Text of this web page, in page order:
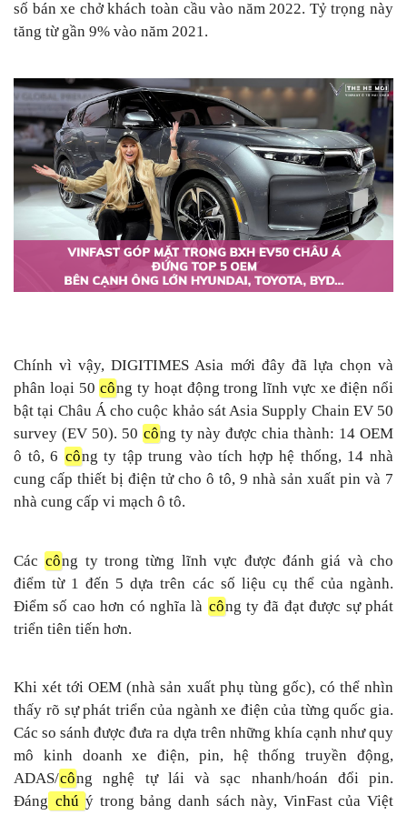
số bán xe chở khách toàn cầu vào năm 2022. Tỷ trọng này
tăng từ gần 9% vào năm 2021.
Chính vì vậy, DIGITIMES Asia mới đây đã lựa chọn và
phân loại 50 công ty hoạt động trong lĩnh vực xe điện nổi
bật tại Châu Á cho cuộc khảo sát Asia Supply Chain EV 50
survey (EV 50). 50 công ty này được chia thành: 14 OEM
ô tô, 6 công ty tập trung vào tích hợp hệ thống, 14 nhà
cung cấp thiết bị điện tử cho ô tô, 9 nhà sản xuất pin và 7
nhà cung cấp vi mạch ô tô.
Các công ty trong từng lĩnh vực được đánh giá và cho
điểm từ 1 đến 5 dựa trên các số liệu cụ thể của ngành.
Điểm số cao hơn có nghĩa là công ty đã đạt được sự phát
triển tiên tiến hơn.
Khi xét tới OEM (nhà sản xuất phụ tùng gốc), có thể nhìn
thấy rõ sự phát triển của ngành xe điện của từng quốc gia.
Các so sánh được đưa ra dựa trên những khía cạnh như quy
mô kinh doanh xe điện, pin, hệ thống truyền động,
ADAS/công nghệ tự lái và sạc nhanh/hoán đổi pin.
Đáng chú ý trong bảng danh sách này, VinFast của Việt